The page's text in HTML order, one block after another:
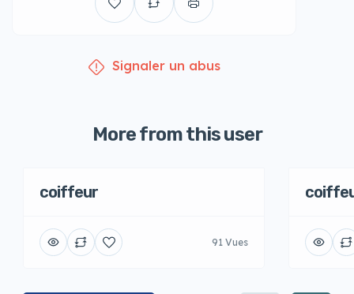
Signaler un abus
More from this user
coiffeur
91 Vues